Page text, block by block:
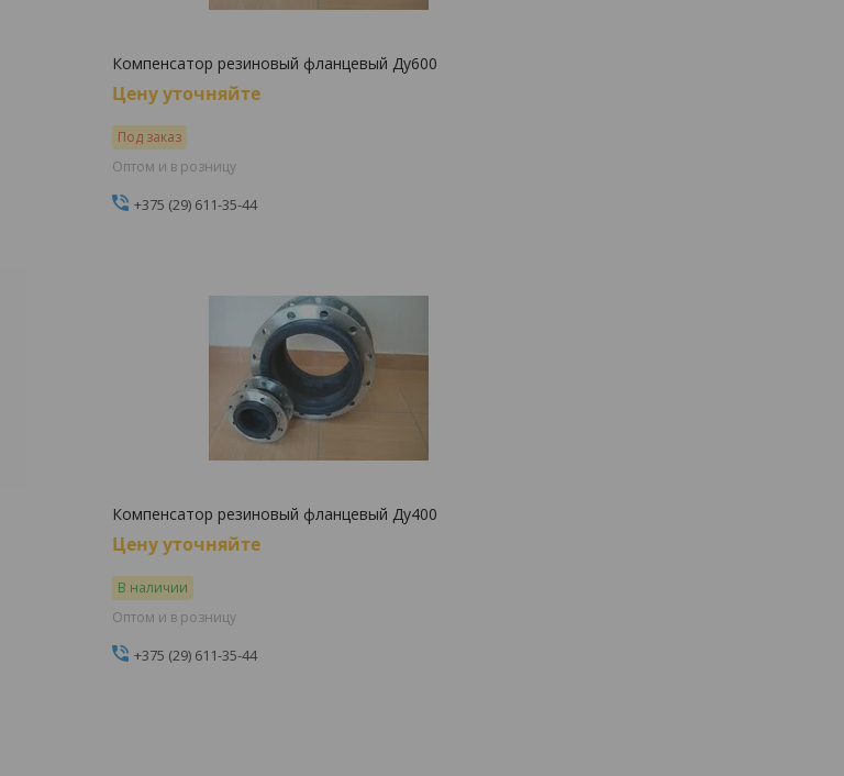
Компенсатор резиновый фланцевый Ду600
Цену уточняйте
Под заказ
Оптом и в розницу
+375 (29) 611-35-44
Компенсатор резиновый фланцевый Ду400
Цену уточняйте
В наличии
Оптом и в розницу
+375 (29) 611-35-44